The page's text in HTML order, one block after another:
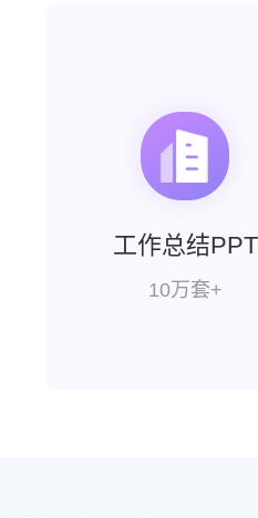
工作总结PPT
10万套+